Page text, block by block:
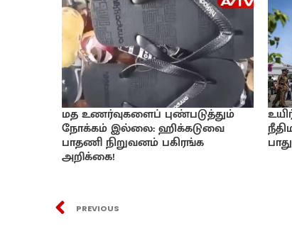
மத உணர்வுகளைப் புண்படுத்தும்
நோக்கம் இல்லை: ஹிக்கடுவை
பாதணி நிறுவனம் பகிரங்க
அறிக்கை!
PREVIOUS